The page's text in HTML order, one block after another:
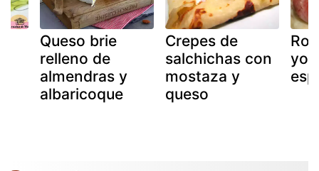
Queso brie
relleno de
almendras y
albaricoque
Crepes de
salchichas con
mostaza y
queso